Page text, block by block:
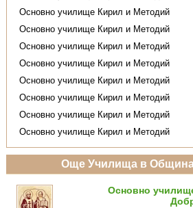
Основно училище Кирил и Методий
Основно училище Кирил и Методий
Основно училище Кирил и Методий
Основно училище Кирил и Методий
Основно училище Кирил и Методий
Основно училище Кирил и Методий
Основно училище Кирил и Методий
Основно училище Кирил и Методий
Още Училища в
Основно